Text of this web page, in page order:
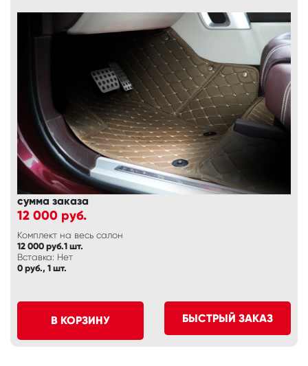
сумма заказа
12 000 руб.
Комплект на весь салон
12 000 руб.1 шт.
Вставка: Нет
0 руб., 1 шт.
В КОРЗИНУ БЫСТРЫЙ ЗАКАЗ